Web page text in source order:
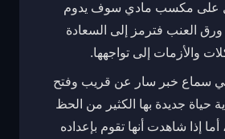
على مكسب مادي سوف يدوم
ورق العنب فترمز إلى السعادة
والأزمات إلى تواجهها.
سماع خبر سار عن قريب وفتح
حياة جديدة بها الكثير من الحظ
أما إذا شاهدت أنها تقوم بإعداده